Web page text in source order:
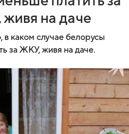
живя на даче
каком случае белорусы
за ЖКУ, живя на даче.